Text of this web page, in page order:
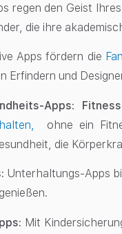
regen den Geist
die ihre
Apps fördern die
Erfindern und
Apps:
ohne ein
die
Unterhaltungs-Apps
Mit